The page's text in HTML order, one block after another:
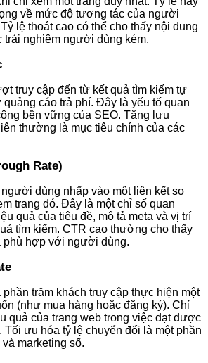
về mức độ tương tác của người
lệ thoát cao có thể cho thấy nội dung
trải nghiệm người dùng kém.
truy cập đến từ kết quả tìm kiếm tự
cáo trả phí. Đây là yếu tố quan
bền vững của SEO. Tăng lưu
thường là mục tiêu chính của các
Rate)
dùng nhấp vào một liên kết so
trang đó. Đây là một chỉ số quan
quả của tiêu đề, mô tả meta và vị trí
tìm kiếm. CTR cao thường cho thấy
phù hợp với người dùng.
phần trăm khách truy cập thực hiện một
(như mua hàng hoặc đăng ký). Chỉ
quả của trang web trong việc đạt được
Tối ưu hóa tỷ lệ chuyển đổi là một phần
marketing số.